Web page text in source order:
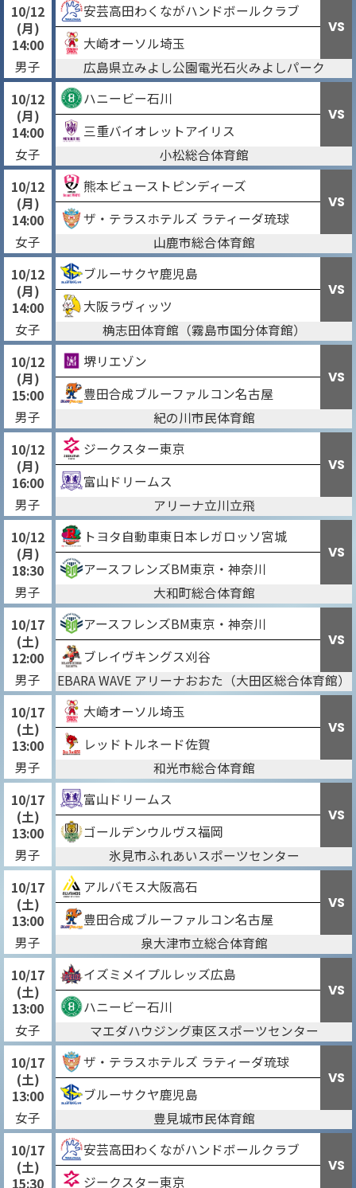
10/12
(月)
14:00
安芸高田わくながハンドボールクラブ
VS
大崎オーソル埼玉
男子
広島県立みよし公園電光石火みよしパーク
10/12
(月)
14:00
ハニービー石川
VS
三重バイオレットアイリス
女子
小松総合体育館
10/12
(月)
14:00
熊本ビューストピンディーズ
VS
ザ・テラスホテルズ ラティーダ琉球
女子
山鹿市総合体育館
10/12
(月)
14:00
ブルーサクヤ鹿児島
VS
大阪ラヴィッツ
女子
桷志田体育館（霧島市国分体育館）
10/12
(月)
15:00
堺リエゾン
VS
豊田合成ブルーファルコン名古屋
男子
紀の川市民体育館
10/12
(月)
16:00
ジークスター東京
VS
富山ドリームス
男子
アリーナ立川立飛
10/12
(月)
18:30
トヨタ自動車東日本レガロッソ宮城
VS
アースフレンズBM東京・神奈川
男子
大和町総合体育館
10/17
(土)
12:00
アースフレンズBM東京・神奈川
VS
ブレイヴキングス刈谷
男子
EBARA WAVE アリーナおおた（大田区総合体育館）
10/17
(土)
13:00
大崎オーソル埼玉
VS
レッドトルネード佐賀
男子
和光市総合体育館
10/17
(土)
13:00
富山ドリームス
VS
ゴールデンウルヴス福岡
男子
氷見市ふれあいスポーツセンター
10/17
(土)
13:00
アルバモス大阪高石
VS
豊田合成ブルーファルコン名古屋
男子
泉大津市立総合体育館
10/17
(土)
13:00
イズミメイプルレッズ広島
VS
ハニービー石川
女子
マエダハウジング東区スポーツセンター
10/17
(土)
13:00
ザ・テラスホテルズ ラティーダ琉球
VS
ブルーサクヤ鹿児島
女子
豊見城市民体育館
10/17
(土)
15:30
安芸高田わくながハンドボールクラブ
VS
ジークスター東京